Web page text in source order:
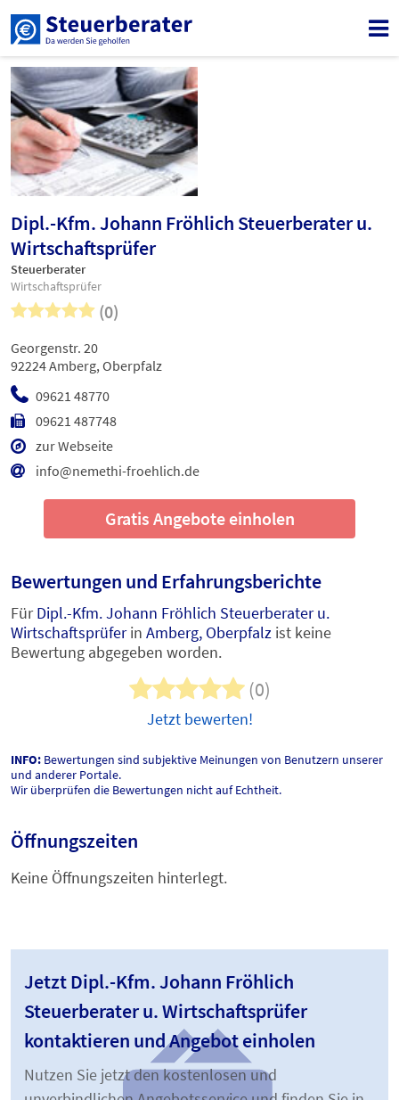
Dipl.-Kfm. Johann Fröhlich Steuerberater u.
Wirtschaftsprüfer
Steuerberater
Wirtschaftsprüfer
(0)
09621 48770
09621 487748
zur Webseite
info@nemethi-froehlich.de
Georgenstr. 20
92224 Amberg, Oberpfalz
Gratis Angebote einholen
Bewertungen und Erfahrungsberichte
FürDipl.-Kfm. Johann Fröhlich Steuerberater u.
Wirtschaftsprüferin Amberg, Oberpfalz ist keine
Bewertung abgegeben worden.
(0)
Jetzt bewerten!
INFO: Bewertungen sind subjektive Meinungen von Benutzern unserer
und anderer Portale.
Wir überprüfen die Bewertungen nicht auf Echtheit.
Öffnungszeiten
Keine Öffnungszeiten hinterlegt.
Jetzt Dipl.-Kfm. Johann Fröhlich
Steuerberater u. Wirtschaftsprüfer
kontaktieren und Angebot einholen
Nutzen Sie jetzt den kostenlosen und